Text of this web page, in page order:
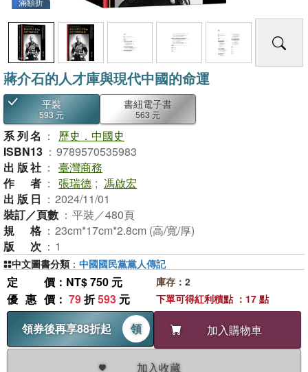
蔣介石的人才庫與現代中國的命運
平裝
593 元
書紐電子書
563 元
系列名 ：
歷史．中國史
ISBN13 ： 9789570535983
出版社 ： 臺灣商務
作者 ： 張瑞德 ; 馮啟宏
出版日 ： 2024/11/01
裝訂／頁數 ： 平裝／480頁
規格 ： 23cm*17cm*2.8cm (高/寬/厚)
版次 ： 1
定價 ：NT$ 750 元
優惠價 ： 79折593 元
領券後再享88折起
領 加入購物車
加入收藏
庫存：2
下單可得紅利積點 ：17 點
中文圖書分類 ： 中國國民黨黨人傳記